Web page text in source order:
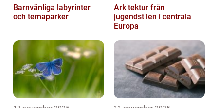
Barnvänliga labyrinter
och temaparker
Arkitektur från
jugendstilen i centrala
Europa